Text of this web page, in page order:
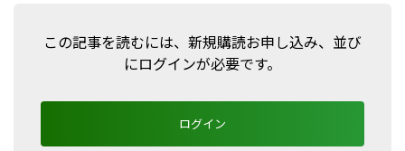
この記事を読むには、新規購読お申し込み、並び
にログインが必要です。
ログイン